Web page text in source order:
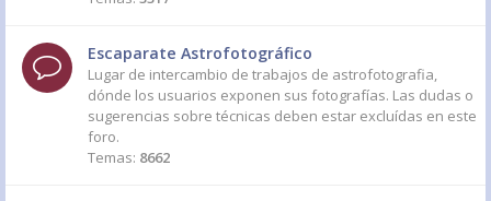
Escaparate Astrofotográfico
Lugar de intercambio de trabajos de astrofotografia,
dónde los usuarios exponen sus fotografías. Las dudas o
sugerencias sobre técnicas deben estar excluídas en este
foro.
Temas: 8662